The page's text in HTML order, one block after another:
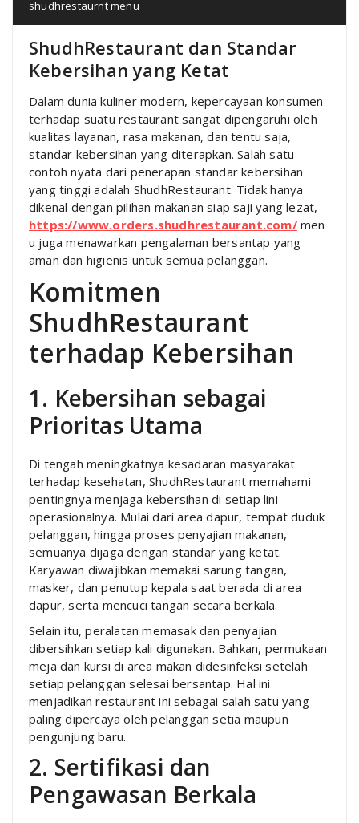
shudhrestaurnt menu
ShudhRestaurant dan Standar
Kebersihan yang Ketat
Dalam dunia kuliner modern, kepercayaan konsumen
terhadap suatu restaurant sangat dipengaruhi oleh
kualitas layanan, rasa makanan, dan tentu saja,
standar kebersihan yang diterapkan. Salah satu
contoh nyata dari penerapan standar kebersihan
yang tinggi adalah ShudhRestaurant. Tidak hanya
dikenal dengan pilihan makanan siap saji yang lezat,
https://www.orders.shudhrestaurant.com/men
u juga menawarkan pengalaman bersantap yang
aman dan higienis untuk semua pelanggan.
Komitmen
ShudhRestaurant
terhadap Kebersihan
1. Kebersihan sebagai
Prioritas Utama
Di tengah meningkatnya kesadaran masyarakat
terhadap kesehatan, ShudhRestaurant memahami
pentingnya menjaga kebersihan di setiap lini
operasionalnya. Mulai dari area dapur, tempat duduk
pelanggan, hingga proses penyajian makanan,
semuanya dijaga dengan standar yang ketat.
Karyawan diwajibkan memakai sarung tangan,
masker, dan penutup kepala saat berada di area
dapur, serta mencuci tangan secara berkala.
Selain itu, peralatan memasak dan penyajian
dibersihkan setiap kali digunakan. Bahkan, permukaan
meja dan kursi di area makan didesinfeksi setelah
setiap pelanggan selesai bersantap. Hal ini
menjadikan restaurant ini sebagai salah satu yang
paling dipercaya oleh pelanggan setia maupun
pengunjung baru.
2. Sertifikasi dan
Pengawasan Berkala